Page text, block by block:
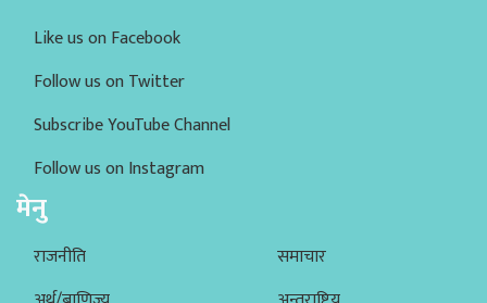
Like us on Facebook
Follow us on Twitter
Subscribe YouTube Channel
Follow us on Instagram
मेनु
राजनीति
समाचार